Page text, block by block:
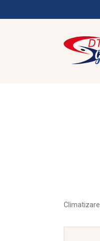
Climatizare